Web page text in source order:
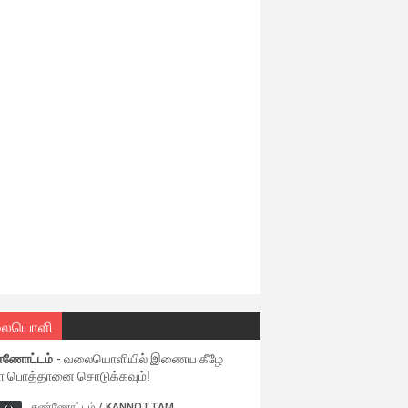
- வலையொளியில் இணைய கீழே
பொத்தானை சொடுக்கவும்!